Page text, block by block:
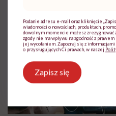
Podanie adresu e-mail oraz kliknięcie
wiadomości o nowościach, produktach,
dowolnym momencie możesz
zgody nie ma wpływu na zgodność z
jej wycofaniem. Zapoznaj się z
o przysługujących Ci prawach, w naszej
Zapisz się